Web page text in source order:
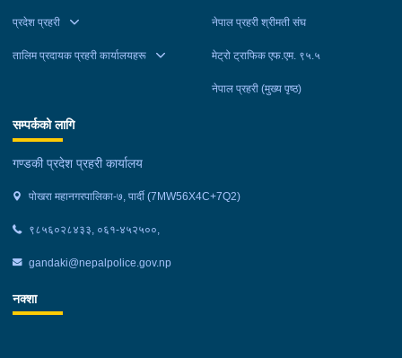
प्रदेश प्रहरी
तालिम प्रदायक प्रहरी कार्यालयहरू
नेपाल प्रहरी श्रीमती संघ
मेट्रो ट्राफिक एफ.एम. ९५.५
नेपाल प्रहरी (मुख्य पृष्ठ)
सम्पर्कको लागि
गण्डकी प्रदेश प्रहरी कार्यालय
पोखरा महानगरपालिका-७, पार्दी (7MW56X4C+7Q2)
९८५६०२८४३३, ०६१-४५२५००,
gandaki@nepalpolice.gov.np
नक्शा